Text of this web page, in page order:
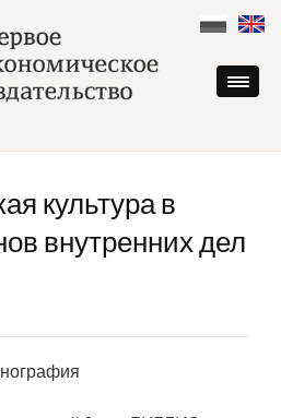
content
культура в
внутренних дел